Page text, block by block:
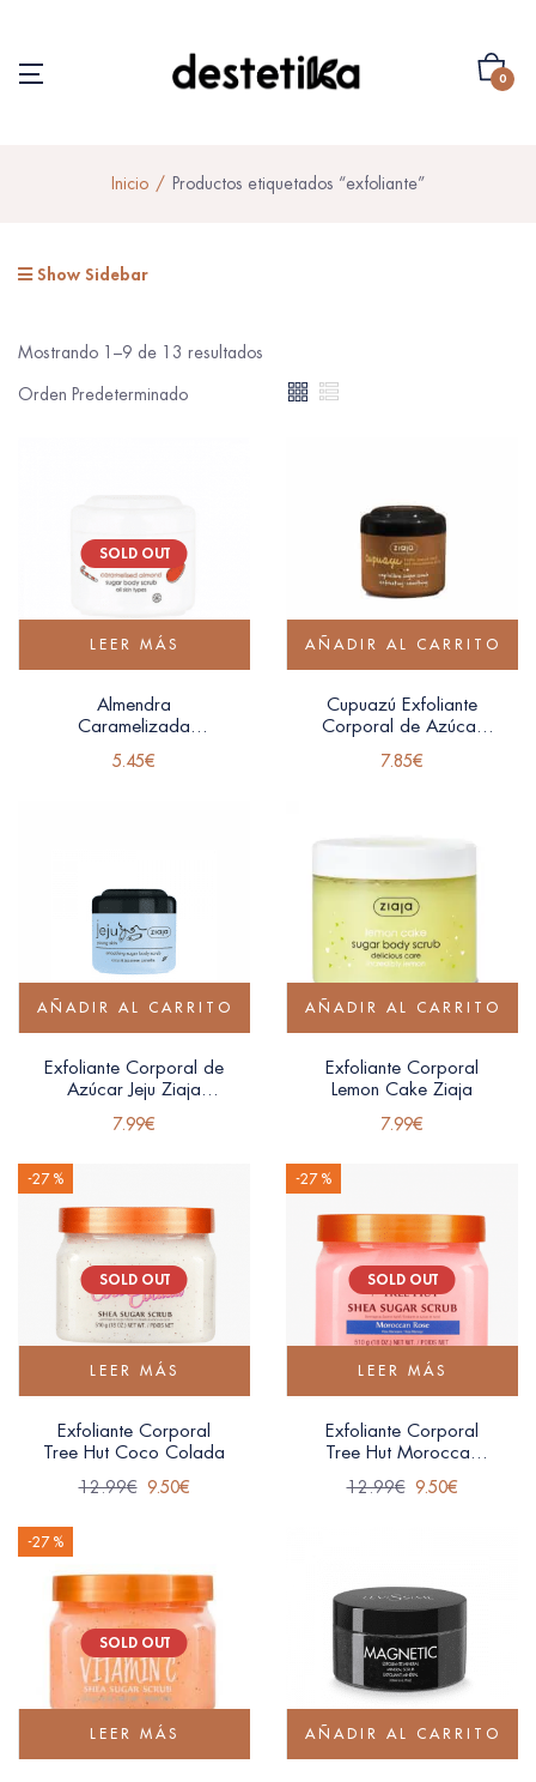
0
Inicio Productos etiquetados “exfoliante”
Show Sidebar
Mostrando 1–9 de 13 resultados
SOLD OUT
LEER MÁS
Almendra
Caramelizada
Ziaja 200ml
5.45€
AÑADIR AL CARRITO
Cupuazú Exfoliante
Corporal de Azúcar
7.85€
AÑADIR AL CARRITO
Exfoliante Corporal de
Azúcar Jeju Ziaja
7.99€
AÑADIR AL CARRITO
Exfoliante Corporal
Lemon Cake Ziaja
7.99€
SOLD OUT
-27 %
LEER MÁS
Exfoliante Corporal
Tree Hut Coco Colada
12.99€ 9.50€
SOLD OUT
-27 %
LEER MÁS
Exfoliante Corporal
Tree Hut Moroccan
12.99€ 9.50€
SOLD OUT
-27 %
LEER MÁS AÑADIR AL CARRITO